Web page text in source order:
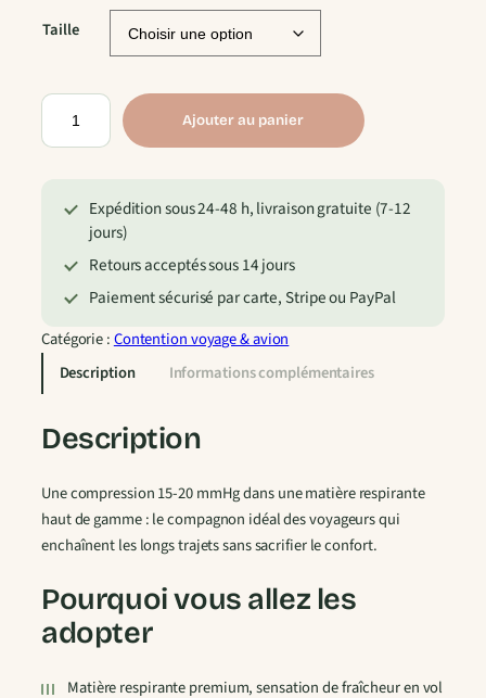
Taille
q
e
h
u
s
e
t
e
s
d
Ajouter au panier
Expédition sous 24-48 h, livraison gratuite (7-12
jours)
Retours acceptés sous 14 jours
Paiement sécurisé par carte, Stripe ou PayPal
Catégorie :Contention voyage & avion
Description
Informations complémentaires
Description
Une compression 15-20 mmHg dans une matière respirante
haut de gamme : le compagnon idéal des voyageurs qui
enchaînent les longs trajets sans sacrifier le confort.
Pourquoi vous allez les
adopter
Matière respirante premium, sensation de fraîcheur en vol